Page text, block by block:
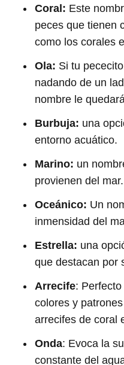
Coral: Este
peces que tienen
como los corales
Ola: Si tu
nadando de un
nombre le
Burbuja: una
entorno acuático.
Marino: un
provienen del mar.
Oceánico: Un
inmensidad del
Estrella: una
que destacan por
Arrecife:
colores y
arrecifes de coral
Onda: Evoca la
constante del